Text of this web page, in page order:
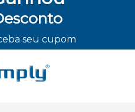
RÁPIDO
seu cupom